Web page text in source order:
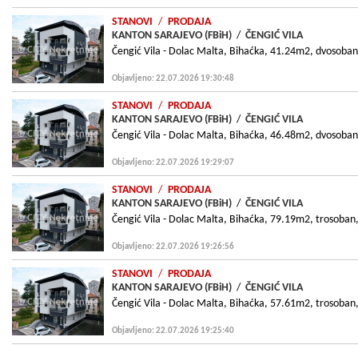
STANOVI / PRODAJA
KANTON SARAJEVO (FBiH) / ČENGIĆ VILA
Čengić Vila - Dolac Malta, Bihaćka, 41.24m2,
Objavljeno: 22.07.2026 19:30:48
STANOVI / PRODAJA
KANTON SARAJEVO (FBiH) / ČENGIĆ VILA
Čengić Vila - Dolac Malta, Bihaćka, 46.48m2,
Objavljeno: 22.07.2026 19:29:07
STANOVI / PRODAJA
KANTON SARAJEVO (FBiH) / ČENGIĆ VILA
Čengić Vila - Dolac Malta, Bihaćka, 79.19m2,
Objavljeno: 22.07.2026 19:26:56
STANOVI / PRODAJA
KANTON SARAJEVO (FBiH) / ČENGIĆ VILA
Čengić Vila - Dolac Malta, Bihaćka, 57.61m2,
Objavljeno: 22.07.2026 19:25:40